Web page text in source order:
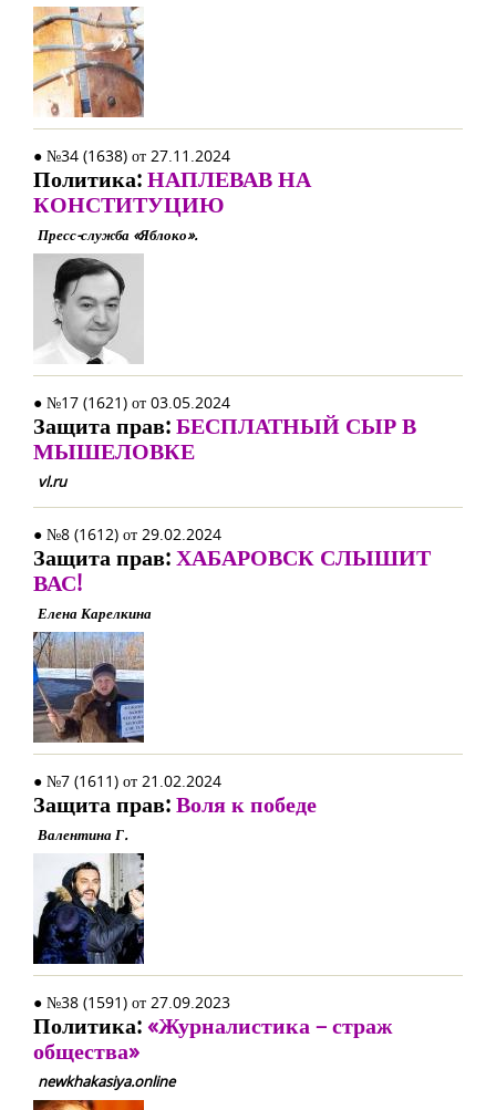
● №34 (1638) от 27.11.2024
Политика:НАПЛЕВАВ НА
КОНСТИТУЦИЮ
Пресс-служба «Яблоко».
● №17 (1621) от 03.05.2024
Защита прав:БЕСПЛАТНЫЙ СЫР В
МЫШЕЛОВКЕ
vl.ru
● №8 (1612) от 29.02.2024
Защита прав:ХАБАРОВСК СЛЫШИТ
ВАС!
Елена Карелкина
● №7 (1611) от 21.02.2024
Защита прав:Воля к победе
Валентина Г.
● №38 (1591) от 27.09.2023
Политика:«Журналистика – страж
общества»
newkhakasiya.online